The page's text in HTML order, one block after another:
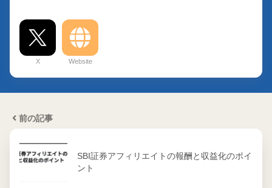
X Website
前の記事
SBI証券アフィリエイトの報酬と収益化のポイ
ント